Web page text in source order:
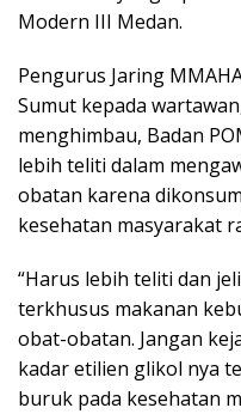
Modern III Medan.
Pengurus Jaring
Sumut kepada
menghimbau, Badan
lebih teliti dalam
obatan karena
kesehatan masyarakat
“Harus lebih teliti dan
terkhusus makanan
obat-obatan. Jangan
kadar etilien glikol nya
buruk pada kesehatan